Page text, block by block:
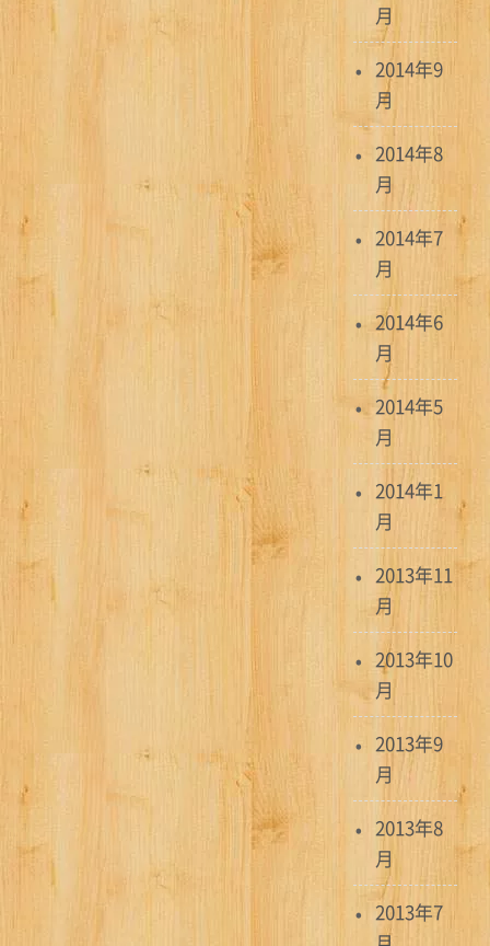
月
2014年9
月
2014年8
月
2014年7
月
2014年6
月
2014年5
月
2014年1
月
2013年11
月
2013年10
月
2013年9
月
2013年8
月
2013年7